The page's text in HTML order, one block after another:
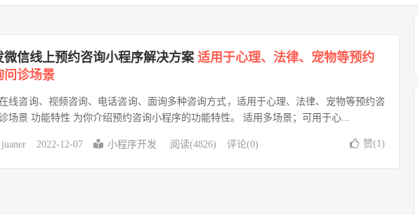
微信线上预约咨询小程序解决方案 适用于心理、法律、宠物等预约
问诊场景
线咨询、视频咨询、电话咨询、面询多种咨询方式，适用于心理、法律、宠物等预约咨
场景 功能特性 为你介绍预约咨询小程序的功能特性。 适用多场景；可用于心...
juaner 2022-12-07 小程序开发 阅读(4826) 评论(0) 赞(1)